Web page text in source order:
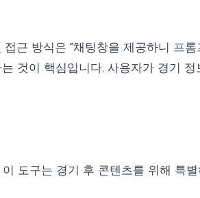
접근 방식은 "채팅창을 제공하니 프
것이 핵심입니다. 사용자가 경기
도구는 경기 후 콘텐츠를 위해 특